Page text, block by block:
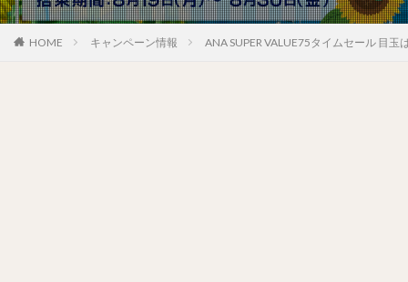
HOME キャンペーン情報 ANA SUPER VALUE75タイムセール 目